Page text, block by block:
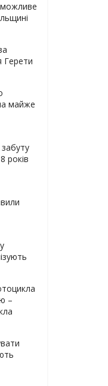
можливе
Герети
майже
років
–